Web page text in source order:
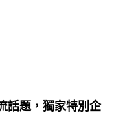
話題，獨家特別企